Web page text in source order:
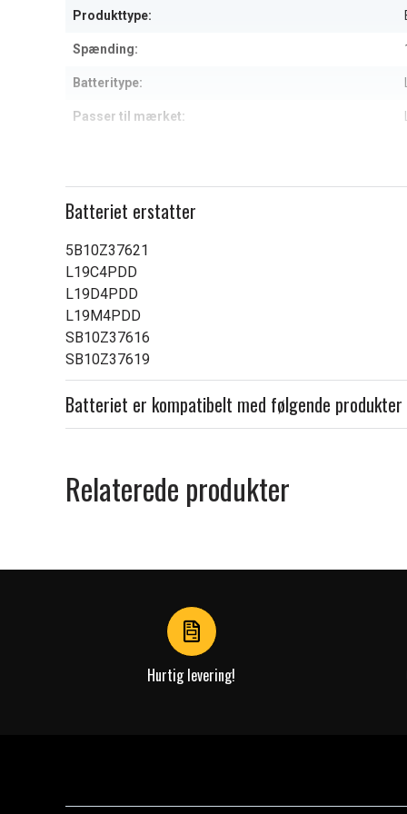
Produkttype:
Spænding:
Batteritype:
Passer til mærket:
Batteriet erstatter
5B10Z37621
L19C4PDD
L19D4PDD
L19M4PDD
SB10Z37616
SB10Z37619
Batteriet er kompatibelt med følgende produkter
Relaterede produkter
Hurtig levering!